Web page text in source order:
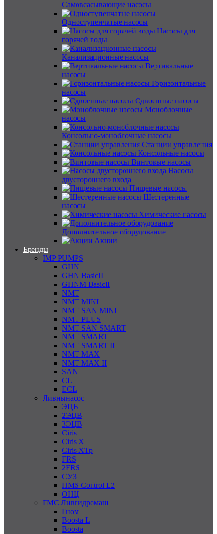
Самовсасывающие насосы
Одноступенчатые насосы
Насосы для
горячей воды
Канализационные насосы
Вертикальные
насосы
Горизонтальные
насосы
Сдвоенные насосы
Моноблочные
насосы
Консольно-моноблочные насосы
Станции управления
Консольные насосы
Винтовые насосы
Насосы
двустороннего входа
Пищевые насосы
Шестеренные
насосы
Химические насосы
Дополнительное оборудование
Акции
Бренды
IMP PUMPS
GHN
GHN BasicII
GHNM BasicII
NMT
NMT MINI
NMT SAN MINI
NMT PLUS
NMT SAN SMART
NMT SMART
NMT SMART II
NMT MAX
NMT MAX II
SAN
CL
ECL
Ливнынасос
ЭЦВ
2ЭЦВ
3ЭЦВ
Ciris
Ciris X
Ciris ХТр
FRS
2FRS
СУЗ
HMS Control L2
ОНЦ
ГМС Ливгидромаш
Гном
Boosta L
Boosta